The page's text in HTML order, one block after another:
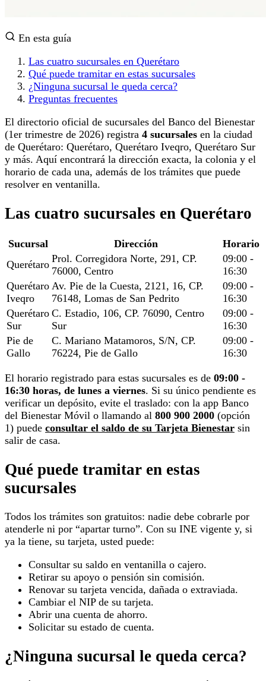
En esta guía
Las cuatro sucursales en Querétaro
Qué puede tramitar en estas sucursales
¿Ninguna sucursal le queda cerca?
Preguntas frecuentes
El directorio oficial de sucursales del Banco del Bienestar
(1er trimestre de 2026) registra 4 sucursales en la ciudad
de Querétaro: Querétaro, Querétaro Iveqro, Querétaro Sur
y más. Aquí encontrará la dirección exacta, la colonia y el
horario de cada una, además de los trámites que puede
resolver en ventanilla.
Las cuatro sucursales en Querétaro
Sucursal Dirección
Horario
Querétaro Prol. Corregidora Norte, 291, CP.
76000, Centro
09:00 -
16:30
Querétaro
Iveqro
Av. Pie de la Cuesta, 2121, 16, CP.
76148, Lomas de San Pedrito
09:00 -
16:30
Querétaro
Sur
C. Estadio, 106, CP. 76090, Centro
Sur
09:00 -
16:30
Pie de
Gallo
C. Mariano Matamoros, S/N, CP.
76224, Pie de Gallo
09:00 -
16:30
El horario registrado para estas sucursales es de 09:00 -
16:30 horas, de lunes a viernes. Si su único pendiente es
verificar un depósito, evite el traslado: con la app Banco
del Bienestar Móvil o llamando al 800 900 2000 (opción
1) puede consultar el saldo de su Tarjeta Bienestar sin
salir de casa.
Qué puede tramitar en estas
sucursales
Todos los trámites son gratuitos: nadie debe cobrarle por
atenderle ni por “apartar turno”. Con su INE vigente y, si
ya la tiene, su tarjeta, usted puede:
Consultar su saldo en ventanilla o cajero.
Retirar su apoyo o pensión sin comisión.
Renovar su tarjeta vencida, dañada o extraviada.
Cambiar el NIP de su tarjeta.
Abrir una cuenta de ahorro.
Solicitar su estado de cuenta.
¿Ninguna sucursal le queda cerca?